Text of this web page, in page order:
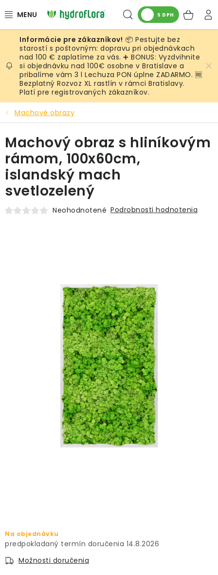
na
Hľadať
S DPH
RASTLINY
UMELÉ RASTLINY
KVETINÁČE
SUBSTRÁTY A PRÍSLUŠENSTVO
SERVIS INTERIÉROVEJ ZELENE
MACHY
ŽIVÉ STENY
NA OBJEDNÁVKU
SUBSTRÁTY A HNOJIVÁ
PRÍSLUŠENSTVO
Obchodné podmienky
Podmienky ochrany osobných údajov
📦 Pestujte bez
starostí s poštovným: dopravu pri objednávkach
nad 100 € zaplatíme za vás. ➕ BONUS: Vyzdvihnite
si objednávku nad 100€ osobne v Bratislave a
pribalíme vám 3 l Lechuza PON úplne ZADARMO. 🆓
Bezplatný Rozvoz XL rastlín v rámci Bratislavy.
Platí pre registrovaných zákazníkov.
Machové obrazy
Na objednávku
14.8.2026
Možnosti doručenia
Machový obraz s hliníkovým
rámom, 100x60cm,
islandský mach
svetlozelený
Neohodnotené Podrobnosti hodnotenia